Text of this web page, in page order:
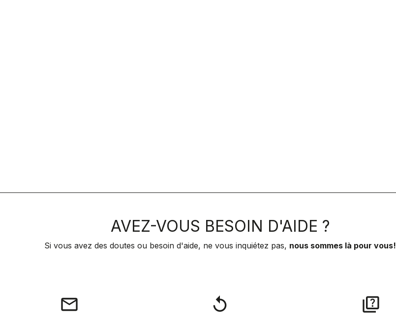
AVEZ-VOUS BESOIN D'AIDE ?
Si vous avez des doutes ou besoin d'aide, ne vous inquiétez pas, nous sommes là pour vous!
email replay quiz